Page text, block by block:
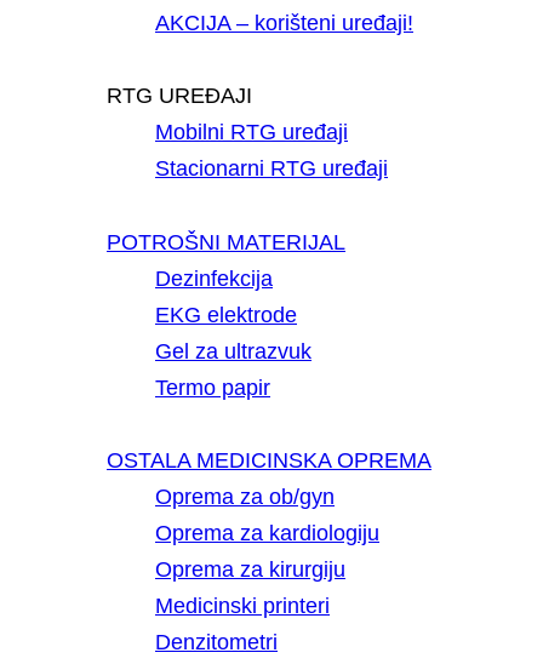
AKCIJA – korišteni uređaji!
RTG UREĐAJI
Mobilni RTG uređaji
Stacionarni RTG uređaji
POTROŠNI MATERIJAL
Dezinfekcija
EKG elektrode
Gel za ultrazvuk
Termo papir
OSTALA MEDICINSKA OPREMA
Oprema za ob/gyn
Oprema za kardiologiju
Oprema za kirurgiju
Medicinski printeri
Denzitometri